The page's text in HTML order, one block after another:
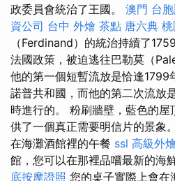
政委員會統治了王國。 澳門 台
資公司 台中 外燴 茶點 唐六典
（Ferdinand）的統治持續了
法國政策，被迫逃往巴勒莫（
他的第一個短暫流放是恰逢1799
諾普共和國，而他的第二次流放
時進行的。 粉刷牆壁，藍色的
供了一個真正需要明信片的景象。
在海灘酒館裡的午餐 ssl 高級外燴
館，您可以在那裡品嚐最新的海
底按摩證照 您的桌子實際上會在